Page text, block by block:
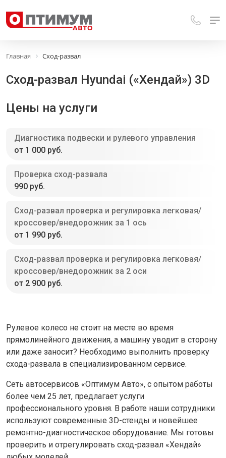
Главная Сход-развал
Сход-развал Hyundai («Хендай») 3D
Цены на услуги
Диагностика подвески и рулевого управления
от 1 000 руб.
Проверка сход-развала
990 руб.
Сход-развал проверка и регулировка легковая/
кроссовер/внедорожник за 1 ось
от 1 990 руб.
Сход-развал проверка и регулировка легковая/
кроссовер/внедорожник за 2 оси
от 2 900 руб.
Рулевое колесо не стоит на месте во время
прямолинейного движения, а машину уводит в сторону
или даже заносит? Необходимо выполнить проверку
схода-развала в специализированном сервисе.
Сеть автосервисов «Оптимум Авто», с опытом работы
более чем 25 лет, предлагает услуги
профессионального уровня. В работе наши сотрудники
используют современные 3D-стенды и новейшее
ремонтно-диагностическое оборудование. Мы готовы
проверить и отрегулировать сход-развал «Хендай»